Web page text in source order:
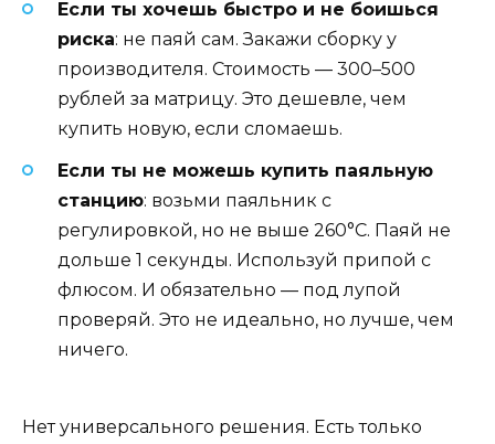
Если ты хочешь быстро и не боишься
риска: не паяй сам. Закажи сборку у
производителя. Стоимость — 300–500
рублей за матрицу. Это дешевле, чем
купить новую, если сломаешь.
Если ты не можешь купить паяльную
станцию: возьми паяльник с
регулировкой, но не выше 260°C. Паяй не
дольше 1 секунды. Используй припой с
флюсом. И обязательно — под лупой
проверяй. Это не идеально, но лучше, чем
ничего.
Нет универсального решения. Есть только